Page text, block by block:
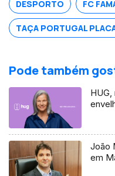
DESPORTO FC
TAÇA PORTUGAL
Pode também
João
em